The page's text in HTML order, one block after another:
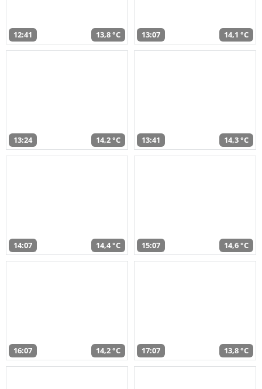
12:41 13,8 °C 13:07 14,1 °C
13:24 14,2 °C 13:41 14,3 °C
14:07 14,4 °C 15:07 14,6 °C
16:07 14,2 °C 17:07 13,8 °C